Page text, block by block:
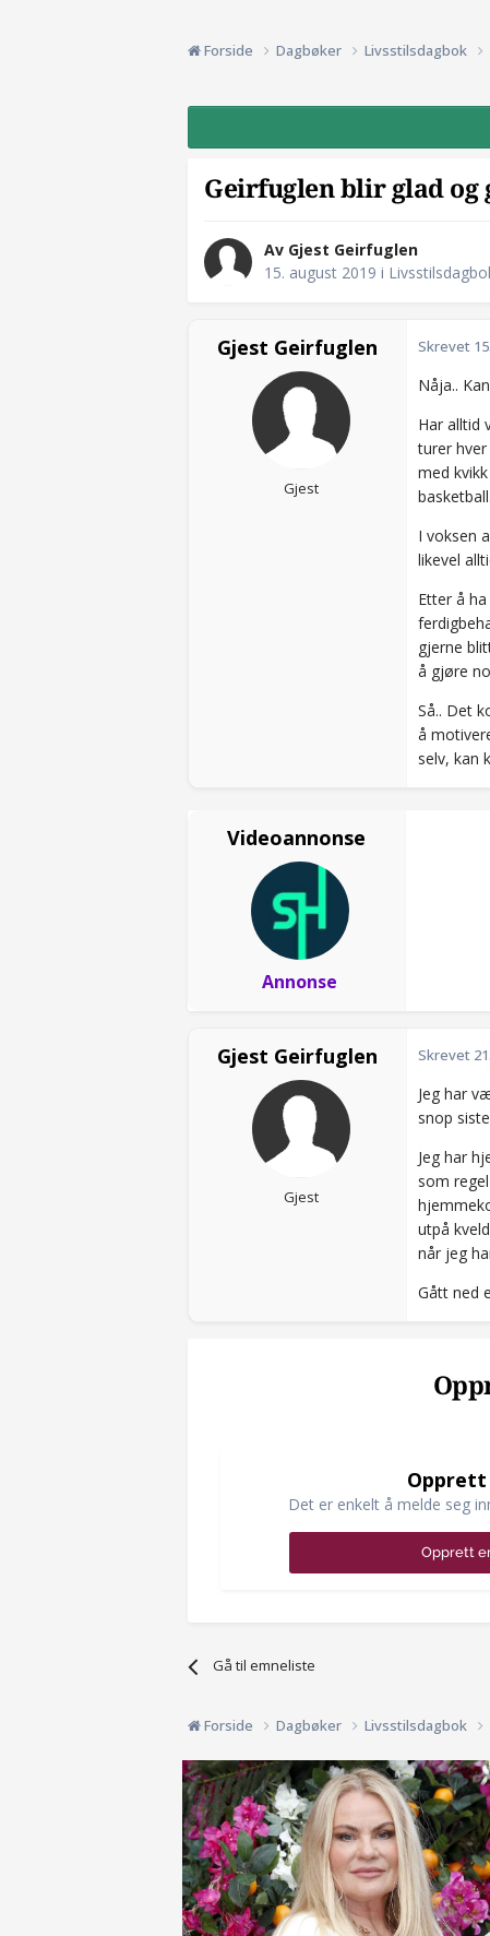
Forside Dagbøker Livsstilsdagbok
Geirfuglen blir glad og
Av Gjest Geirfuglen
15. august 2019 i
Gjest Geirfuglen
Gjest
Skrevet
Nåja..
Har alltid
turer
med
basketball.
I voksen
likevel
Etter å
gjerne
å gjøre
Så.. Det
å
selv, kan
Videoannonse
Annonse
Gjest Geirfuglen
Gjest
Skrevet
Jeg har
snop
Jeg har
som
utpå
når jeg
Gått ned
Det er enkelt å melde seg
Opprett
Gå til emneliste
Forside Dagbøker Livsstilsdagbok